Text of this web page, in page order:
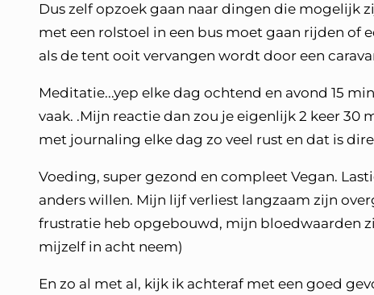
Dus zelf opzoek gaan naar dingen die mogelijk
met een rolstoel in een bus moet gaan rijden of
als de tent ooit vervangen wordt door een
Meditatie...yep elke dag ochtend en avond 15
vaak. .Mijn reactie dan zou je eigenlijk 2 keer
met journaling elke dag zo veel rust en dat is
Voeding, super gezond en compleet Vegan.
anders willen. Mijn lijf verliest langzaam zijn
frustratie heb opgebouwd, mijn bloedwaarden
mijzelf in acht neem)
En zo al met al, kijk ik achteraf met een goed